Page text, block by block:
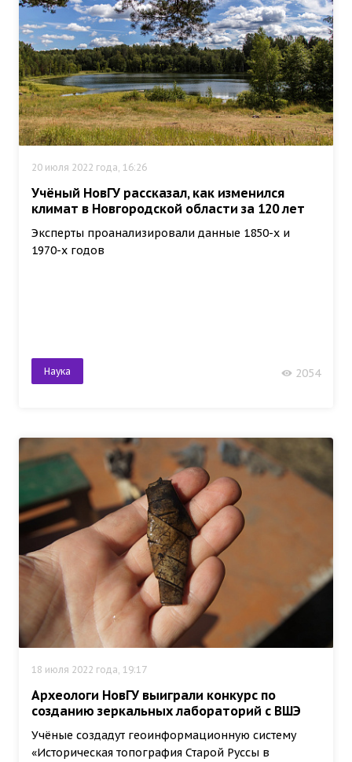
20 июля 2022 года, 16:26
Учёный НовГУ рассказал, как изменился
климат в Новгородской области за 120 лет
Эксперты проанализировали данные 1850-х и
1970-х годов
Наука 2054
18 июля 2022 года, 19:17
Археологи НовГУ выиграли конкурс по
созданию зеркальных лабораторий с ВШЭ
Учёные создадут геоинформационную систему
«Историческая топография Старой Руссы в